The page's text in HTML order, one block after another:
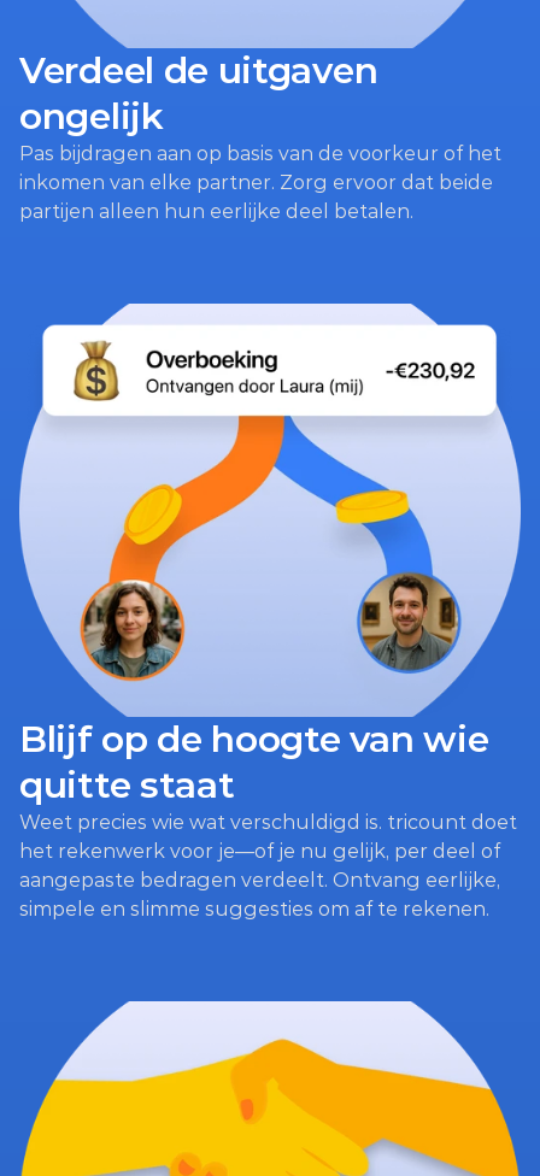
Verdeel de uitgaven
ongelijk
Pas bijdragen aan op basis van de voorkeur of het
inkomen van elke partner. Zorg ervoor dat beide
partijen alleen hun eerlijke deel betalen.
Blijf op de hoogte van wie
quitte staat
Weet precies wie wat verschuldigd is. tricount doet
het rekenwerk voor je—of je nu gelijk, per deel of
aangepaste bedragen verdeelt. Ontvang eerlijke,
simpele en slimme suggesties om af te rekenen.